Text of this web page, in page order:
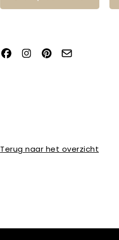
Terug naar het overzicht